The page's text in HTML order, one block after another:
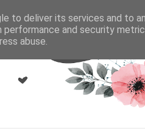
to deliver its services and to
performance and security
abuse.